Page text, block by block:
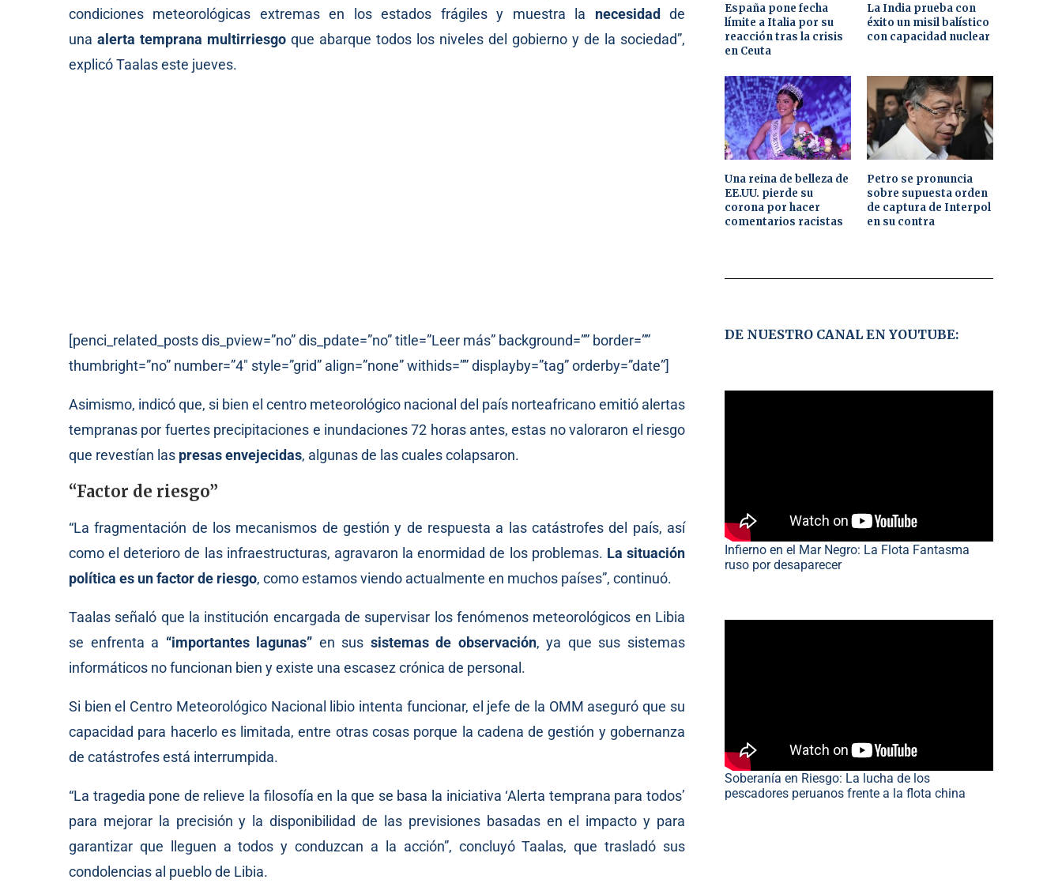
condiciones meteorológicas extremas en los estados frágiles y muestra la necesidad
de
una alerta temprana multirriesgo que abarque todos los niveles del gobierno y de la sociedad”,
explicó Taalas este jueves.
[penci_related_posts dis_pview=”no” dis_pdate=”no” title=”Leer más” background=”” border=””
thumbright=”no” number=”4″ style=”grid” align=”none” withids=”” displayby=”tag” orderby=”date”]
Asimismo, indicó que, si bien el centro meteorológico nacional del país norteafricano emitió alertas
tempranas por fuertes precipitaciones e inundaciones 72 horas antes, estas no valoraron el riesgo
que revestían las presas envejecidas, algunas de las cuales colapsaron.
“Factor de riesgo”
“La fragmentación de los mecanismos de gestión y de respuesta a las catástrofes del país, así
como el deterioro de las infraestructuras, agravaron la enormidad de los problemas. La situación
política es un factor de riesgo, como estamos viendo actualmente en muchos países”, continuó.
Taalas señaló que la institución encargada de supervisar los fenómenos meteorológicos en Libia
se enfrenta a “importantes lagunas” en sus sistemas de observación, ya que sus sistemas
informáticos no funcionan bien y existe una escasez crónica de personal.
Si bien el Centro Meteorológico Nacional libio intenta funcionar, el jefe de la OMM aseguró que su
capacidad para hacerlo es limitada, entre otras cosas porque la cadena de gestión y gobernanza
de catástrofes está interrumpida.
“La tragedia pone de relieve la filosofía en la que se basa la iniciativa ‘Alerta temprana para todos’
para mejorar la precisión y la disponibilidad de las previsiones basadas en el impacto y para
garantizar que lleguen a todos y conduzcan a la acción”, concluyó Taalas, que trasladó sus
condolencias al pueblo de Libia.
España pone fecha
límite a Italia por su
reacción tras la crisis
en Ceuta
La India prueba con
éxito un misil balístico
con capacidad nuclear
Una reina de belleza de
EE.UU. pierde su
corona por hacer
comentarios racistas
Petro se pronuncia
sobre supuesta orden
de captura de Interpol
en su contra
DE NUESTRO CANAL EN YOUTUBE:
Infierno en el Mar Negro: La Flota Fantasma
ruso por desaparecer
Soberanía en Riesgo: La lucha de los
pescadores peruanos frente a la flota china